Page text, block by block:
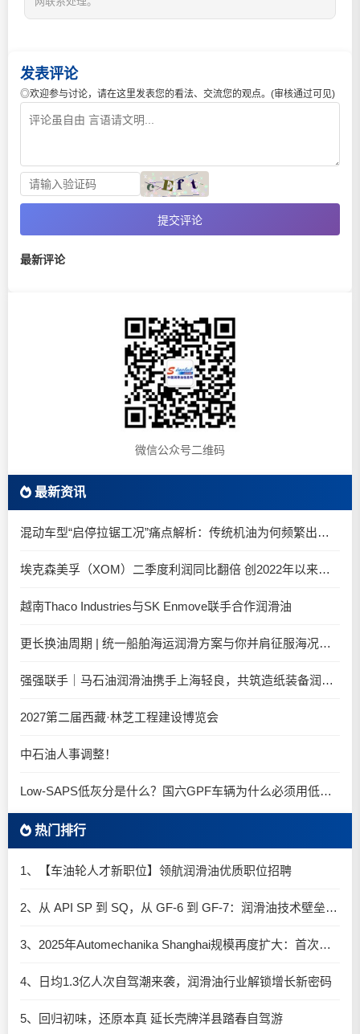
发表评论
◎欢迎参与讨论，请在这里发表您的看法、交流您的观点。(审核通过可见)
提交评论
最新评论
微信公众号二维码
最新资讯
混动车型“启停拉锯工况”痛点解析：传统机油为何频繁出现油泥堆积？
埃克森美孚（XOM）二季度利润同比翻倍 创2022年以来新高
越南Thaco Industries与SK Enmove联手合作润滑油
更长换油周期 | 统一船舶海运润滑方案与你并肩征服海况运维考验
强强联手｜马石油润滑油携手上海轻良，共筑造纸装备润滑新生态
2027第二届西藏·林芝工程建设博览会
中石油人事调整！
Low-SAPS低灰分是什么？国六GPF车辆为什么必须用低灰油
热门排行
1、【车油轮人才新职位】领航润滑油优质职位招聘
2、从 API SP 到 SQ，从 GF-6 到 GF-7：润滑油技术壁垒再升高，你准备好了吗？
3、2025年Automechanika Shanghai规模再度扩大：首次启用国家会展中心（上海）全部15个展馆
4、日均1.3亿人次自驾潮来袭，润滑油行业解锁增长新密码​
5、回归初味，还原本真 延长壳牌洋县踏春自驾游